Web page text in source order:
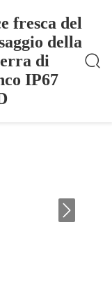
fresca del
della
di
IP67
Di Bianco I
In-terra